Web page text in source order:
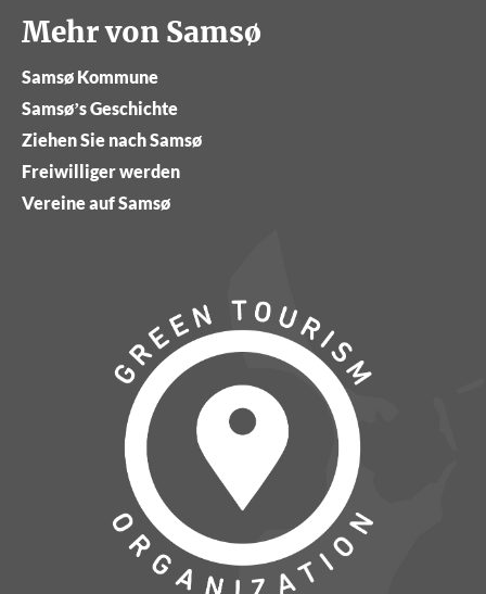
Mehr von Samsø
Samsø Kommune
Samsø’s Geschichte
Ziehen Sie nach Samsø
Freiwilliger werden
Vereine auf Samsø